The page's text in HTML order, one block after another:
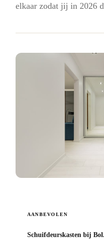
elkaar zodat jij in 2026
AANBEVOLEN
Schuifdeurskasten bij